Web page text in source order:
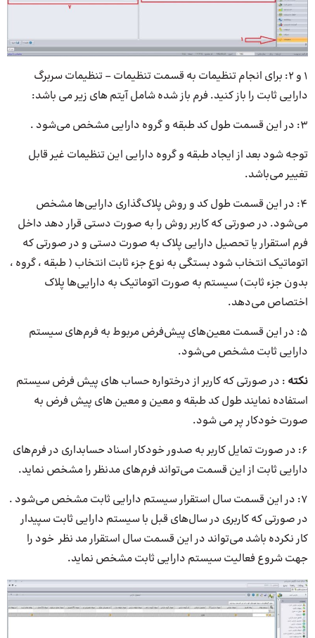
1 و 2: برای انجام تنظیمات به قسمت تنظیمات – تنظیمات سربرگ
دارایی ثابت را باز کنید. فرم باز شده شامل آیتم های زیر می باشد:
3: در این قسمت طول کد طبقه و گروه دارایی مشخص می‌شود .
توجه شود بعد از ایجاد طبقه و گروه دارایی این تنظیمات غیر قابل
تغییر می‌باشد.
4: در این قسمت طول کد و روش پلاک‌گذاری دارایی‌ها مشخص
می‌شود. در صورتی که کاربر روش را به صورت دستی قرار دهد داخل
فرم استقرار یا تحصیل دارایی پلاک به صورت دستی و در صورتی که
اتوماتیک انتخاب شود بستگی به نوع جزء ثابت انتخاب ( طبقه ، گروه ،
بدون جزء ثابت) سیستم به صورت اتوماتیک به دارایی‌ها پلاک
اختصاص می‌دهد.
5: در این قسمت معین‌های پیش‌فرض مربوط به فرم‌های سیستم
دارایی ثابت مشخص می‌شود.
نکته : در صورتی که کاربر از درختواره حساب های پیش فرض سیستم
استفاده نمایند طول کد طبقه و معین و معین های پیش فرض به
صورت خودکار پر می شود.
6: در صورت تمایل کاربر به صدور خودکار اسناد حسابداری در فرم‌های
دارایی ثابت از این قسمت می‌تواند فرم‌های مدنظر را مشخص نماید.
7: در این قسمت سال استقرار سیستم دارایی ثابت مشخص می‌شود .
در صورتی که کاربری در سال‌های قبل با سیستم دارایی ثابت سپیدار
کار نکرده باشد می‌تواند در این قسمت سال استقرار مد نظر خود را
جهت شروع فعالیت سیستم دارایی ثابت مشخص نماید.